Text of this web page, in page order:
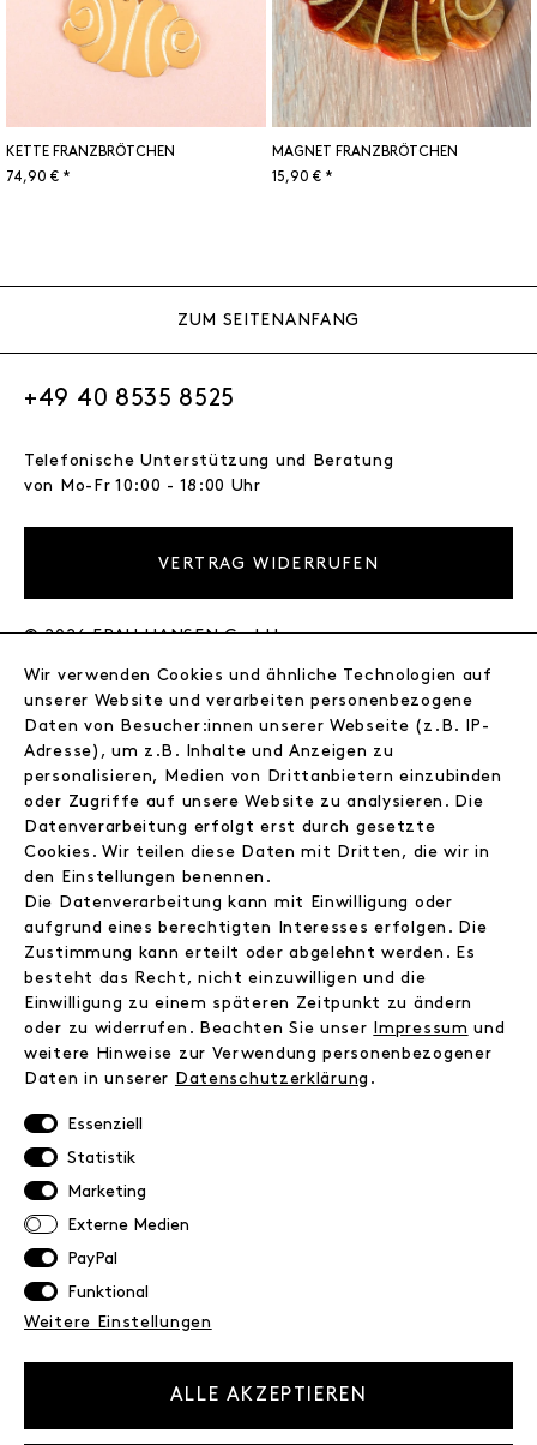
KETTE FRANZBRÖTCHEN
74,90 € *
MAGNET FRANZBRÖTCHEN
15,90 € *
ZUM SEITENANFANG
+49 40 8535 8525
Telefonische Unterstützung und Beratung
von Mo-Fr 10:00 - 18:00 Uhr
VERTRAG WIDERRUFEN
© 2026 FRAU HANSEN GmbH
Store
Journal
Wir
Jobs
Instagram
Facebook
Kontakt
FAQ
Zahlungsinformationen
Versand
Retoure
Datenschutz
AGB
Impressum
NEWSLETTER
Wir verwenden Cookies und ähnliche Technologien auf
unserer Website und verarbeiten personenbezogene
Daten von Besucher:innen unserer Webseite (z.B. IP-
Adresse), um z.B. Inhalte und Anzeigen zu
personalisieren, Medien von Drittanbietern einzubinden
oder Zugriffe auf unsere Website zu analysieren. Die
Datenverarbeitung erfolgt erst durch gesetzte
Cookies. Wir teilen diese Daten mit Dritten, die wir in
den Einstellungen benennen.
Die Datenverarbeitung kann mit Einwilligung oder
aufgrund eines berechtigten Interesses erfolgen. Die
Zustimmung kann erteilt oder abgelehnt werden. Es
besteht das Recht, nicht einzuwilligen und die
Einwilligung zu einem späteren Zeitpunkt zu ändern
oder zu widerrufen. Beachten Sie unser
Impressum und
weitere Hinweise zur Verwendung personenbezogener
Daten in unserer
Daten­schutz­erklärung .
Essenziell
Statistik
Marketing
Externe Medien
PayPal
Funktional
Weitere Einstellungen
ALLE AKZEPTIEREN